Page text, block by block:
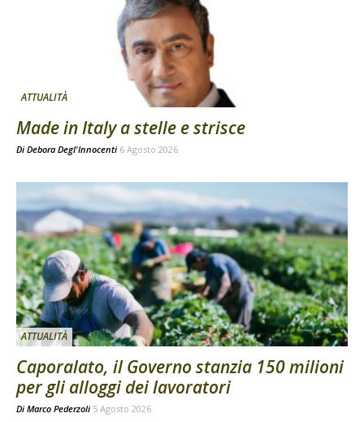
ATTUALITÀ
Made in Italy a stelle e strisce
Di Debora Degl'Innocenti 6 Agosto 2026
ATTUALITÀ
Caporalato, il Governo stanzia 150 milioni
per gli alloggi dei lavoratori
Di Marco Pederzoli 5 Agosto 2026